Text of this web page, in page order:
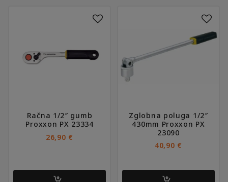
Račna 1/2″ gumb
Proxxon PX 23334
26,90 €
Zglobna poluga 1/2″
430mm Proxxon PX
23090
40,90 €